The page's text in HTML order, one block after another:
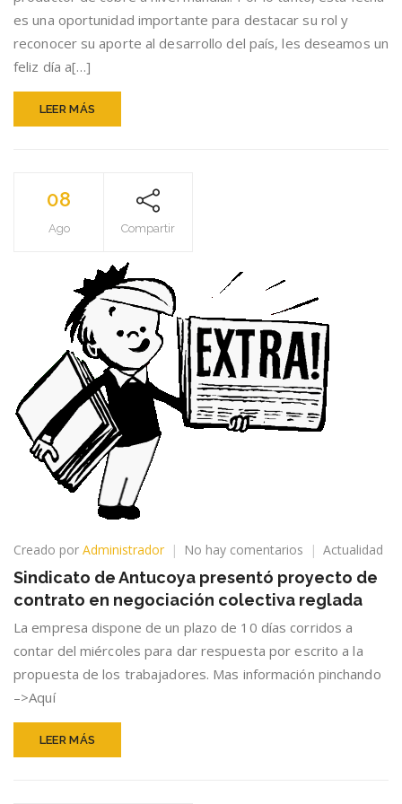
Y
MINEROS
DEL
es una oportunidad importante para destacar su rol y
reconocer su aporte al desarrollo del país, les deseamos un
feliz día a[…]
LEER MÁS
08
Ago Compartir
Creado por Administrador No hay comentarios
en
de
Antucoya
presentó
proyecto
de
contrato
Actualidad
Sindicato de Antucoya presentó proyecto de
contrato en negociación colectiva reglada
La empresa dispone de un plazo de 10 días corridos a
contar del miércoles para dar respuesta por escrito a la
propuesta de los trabajadores. Mas información pinchando
–>Aquí
LEER MÁS